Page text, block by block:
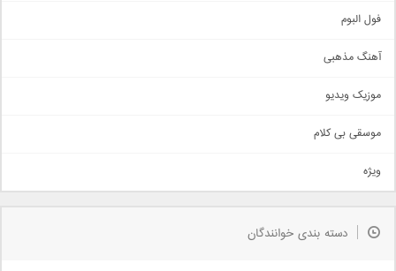
اجتماعی
حماسی
سنتی
اهنگ بندرعباسی
دمو
مذهبی
جدیدترین ها
فول البوم
آهنگ مذهبی
موزیک ویدیو
موسقی بی کلام
ویژه
دسته بندی خوانندگان